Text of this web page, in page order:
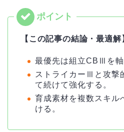
【この記事の結論・最適解
最優先は組立CBⅢを軸
ストライカーⅢと攻撃
て続けて強化する。
育成素材を複数スキル
ける。